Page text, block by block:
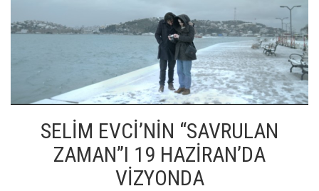
SELİM EVCİ’NİN “SAVRULAN
ZAMAN”I 19 HAZİRAN’DA
VİZYONDA